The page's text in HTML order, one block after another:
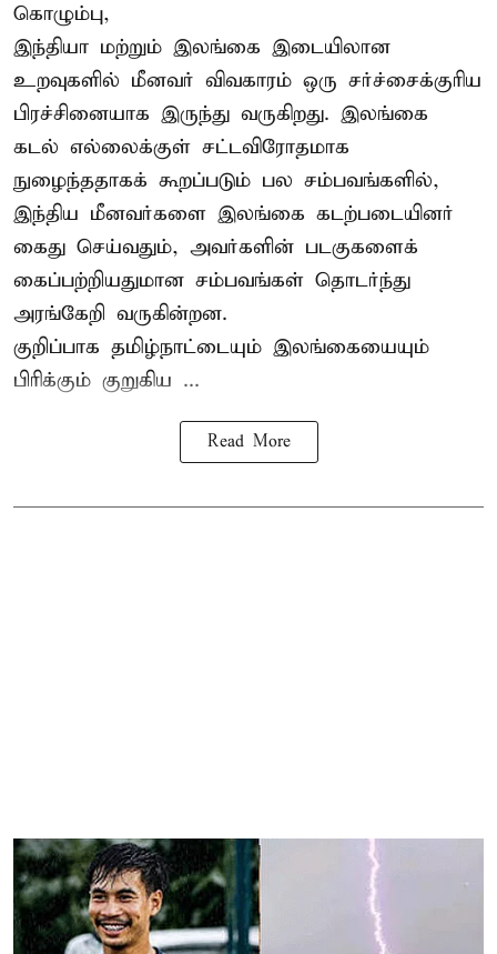
கொழும்பு,
இந்தியா மற்றும் இலங்கை இடையிலான
உறவுகளில் மீனவர் விவகாரம் ஒரு சர்ச்சைக்குரிய
பிரச்சினையாக இருந்து வருகிறது. இலங்கை
கடல் எல்லைக்குள் சட்டவிரோதமாக
நுழைந்ததாகக் கூறப்படும் பல சம்பவங்களில்,
இந்திய மீனவர்களை இலங்கை கடற்படையினர்
கைது செய்வதும், அவர்களின் படகுகளைக்
கைப்பற்றியதுமான சம்பவங்கள் தொடர்ந்து
அரங்கேறி வருகின்றன.
குறிப்பாக தமிழ்நாட்டையும் இலங்கையையும்
பிரிக்கும் குறுகிய ...
Read More